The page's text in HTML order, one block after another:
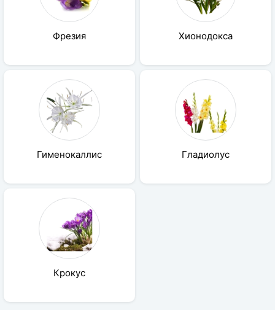
Фрезия Хионодокса
Гименокаллис Гладиолус
Крокус